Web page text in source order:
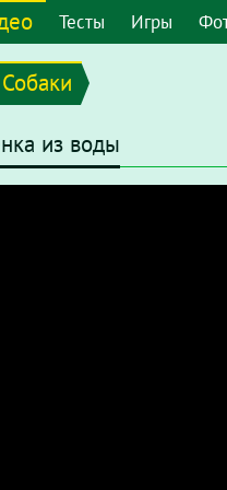
Тесты Игры
Собаки
из воды